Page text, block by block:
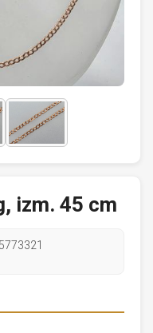
izm. 45 cm